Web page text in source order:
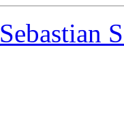
Sebastian